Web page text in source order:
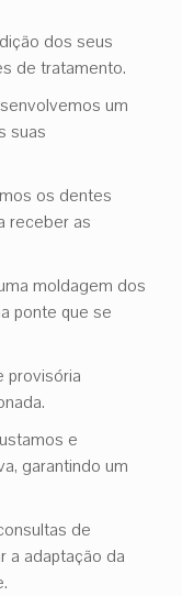
dos seus
de tratamento.
um
suas
os dentes
receber as
moldagem dos
ponte que se
provisória
e
garantindo um
de
a adaptação da